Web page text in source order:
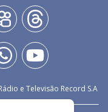
e Televisão Record S.A